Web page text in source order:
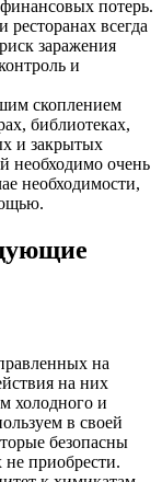
потерь.
всегда
заражения
и
скоплением
библиотеках,
и закрытых
необходимо очень
необходимости,
на
на них
холодного и
в своей
безопасны
не приобрести.